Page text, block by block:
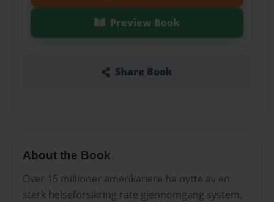
Preview Book
Share Book
About the Book
Over 15 millioner amerikanere ha nytte av en
sterk helseforsikring rate gjennomgang system,